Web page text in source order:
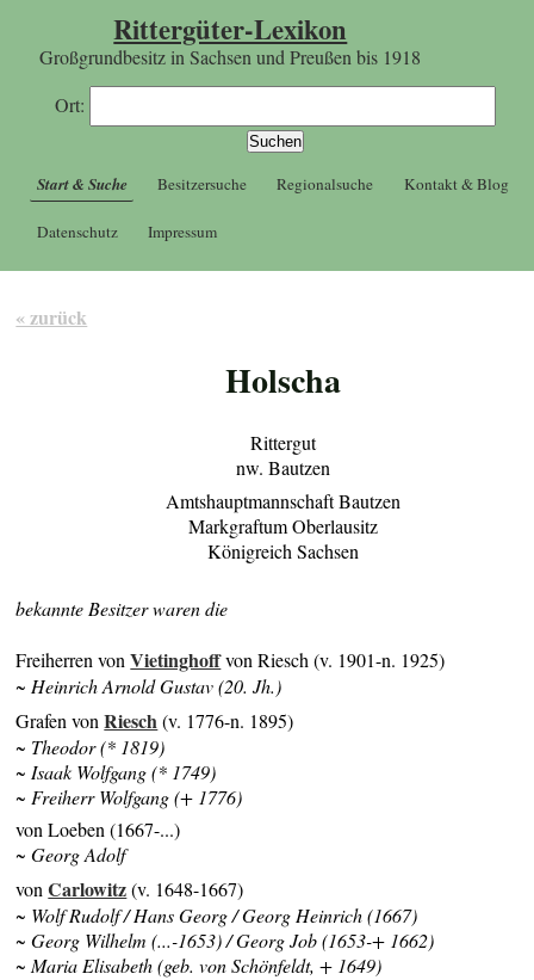
Rittergüter-Lexikon
Großgrundbesitz in Sachsen und Preußen bis 1918
Ort:
Start & Suche Besitzersuche Regionalsuche Kontakt & Blog
Datenschutz Impressum
« zurück
Holscha
Rittergut
nw. Bautzen
Amtshauptmannschaft Bautzen
Markgraftum Oberlausitz
Königreich Sachsen
bekannte Besitzer waren die
Freiherren vonVietinghoffvon Riesch (v. 1901-n. 1925)
~ Heinrich Arnold Gustav (20. Jh.)
Grafen vonRiesch(v. 1776-n. 1895)
~ Theodor (* 1819)
~ Isaak Wolfgang (* 1749)
~ Freiherr Wolfgang (+ 1776)
von Loeben (1667-...)
~ Georg Adolf
vonCarlowitz(v. 1648-1667)
~ Wolf Rudolf / Hans Georg / Georg Heinrich (1667)
~ Georg Wilhelm (...-1653) / Georg Job (1653-+ 1662)
~ Maria Elisabeth (geb. von Schönfeldt, + 1649)